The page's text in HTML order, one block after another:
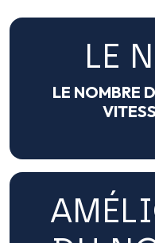
LE
LE NOMBRE